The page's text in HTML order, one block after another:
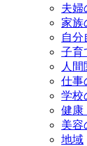
夫婦
家族
自分
子育
人
仕事
学校
健康
美容
地域